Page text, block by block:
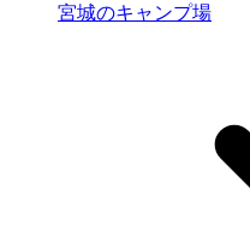
宮城のキャンプ場